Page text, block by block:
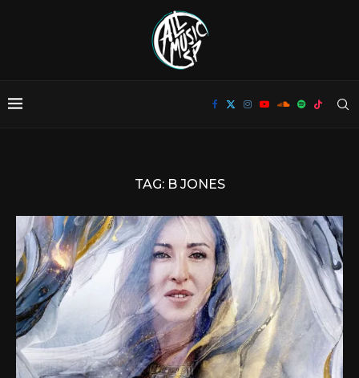
TAG: B JONES